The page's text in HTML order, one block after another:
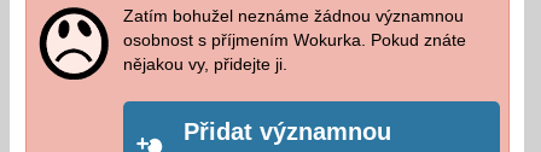
Zatím bohužel neznáme žádnou významnou
osobnost s příjmením Wokurka. Pokud znáte
nějakou vy, přidejte ji.
Přidat významnou